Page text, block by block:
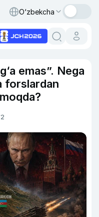
O‘zbekcha
emas”. Nega
forslardan